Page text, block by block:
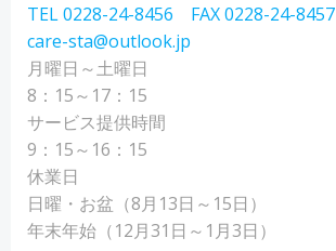
TEL 0228-24-8456 FAX 0228-24-8457
care-sta@outlook.jp
月曜日～土曜日
8：15～17：15
サービス提供時間
9：15～16：15
休業日
日曜・お盆（8月13日～15日）
年末年始（12月31日～1月3日）